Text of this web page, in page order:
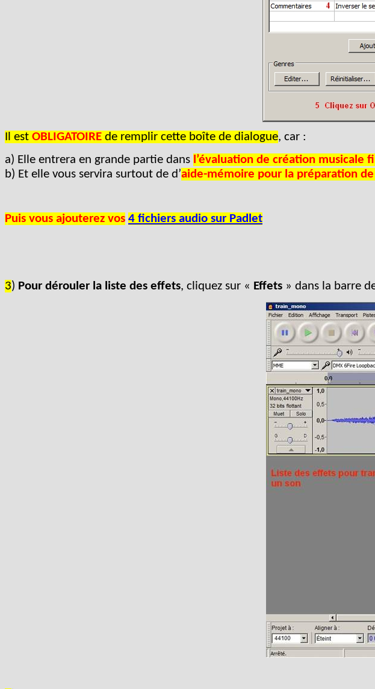
Il est OBLIGATOIRE de remplir cette boîte de dialogue, car :
a) Elle entrera en grande partie dans l’évaluation de création musicale
b) Et elle vous servira surtout de d’aide-mémoire pour la préparation
Puis vous ajouterez vos 4 fichiers audio sur Padlet
3) Pour dérouler la liste des effets, cliquez sur « Effets » dans la barre